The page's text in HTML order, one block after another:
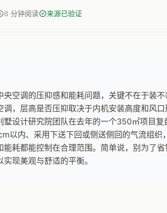
8 分钟阅读 来源已验证
央空调的压抑感和能耗问题，关键不在于装
调，层高是否压抑取决于内机安装高度和风
墅设计研究院团队在去年的一个350㎡项目
以内、采用下送下回或侧送侧回的气流组织
能耗都能控制在合理范围。简单说，别为了
现美观与舒适的平衡。